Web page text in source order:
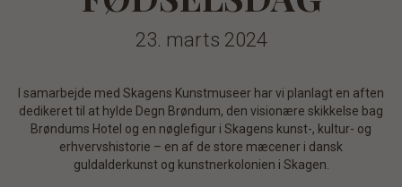
23. marts 2024
I samarbejde med Skagens Kunstmuseer har vi planlagt en aften
dedikeret til at hylde Degn Brøndum, den visionære skikkelse bag
Brøndums Hotel og en nøglefigur i Skagens kunst-, kultur- og
erhvervshistorie – en af de store mæcener i dansk
guldalderkunst og kunstnerkolonien i Skagen.